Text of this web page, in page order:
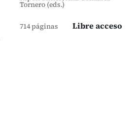
Tornero (eds.)
714 páginas Libre acceso